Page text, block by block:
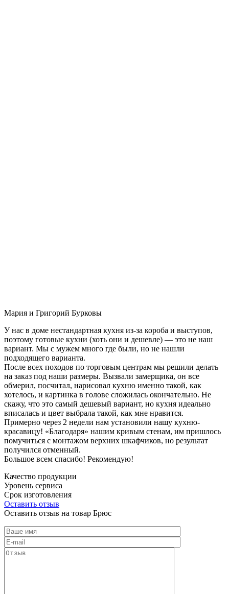
Мария и Григорий Бурковы
У нас в доме нестандартная кухня из-за короба и выступов,
поэтому готовые кухни (хоть они и дешевле) — это не наш
вариант. Мы с мужем много где были, но не нашли
подходящего варианта.
После всех походов по торговым центрам мы решили делать
на заказ под наши размеры. Вызвали замерщика, он все
обмерил, посчитал, нарисовал кухню именно такой, как
хотелось, и картинка в голове сложилась окончательно. Не
скажу, что это самый дешевый вариант, но кухня идеально
вписалась и цвет выбрала такой, как мне нравится.
Примерно через 2 недели нам установили нашу кухню-
красавицу! «Благодаря» нашим кривым стенам, им пришлось
помучиться с монтажом верхних шкафчиков, но результат
получился отменный.
Большое всем спасибо! Рекомендую!
Качество продукции
Уровень сервиса
Срок изготовления
Оставить отзыв
Оставить отзыв на товар Брюс